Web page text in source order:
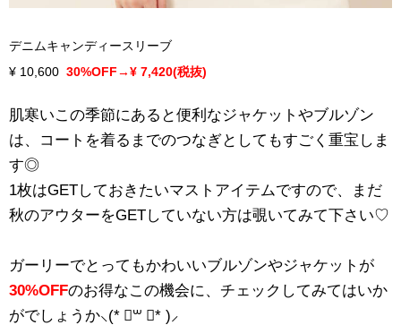
デニムキャンディースリーブ
¥ 10,600 30%OFF→¥ 7,420(税抜)
肌寒いこの季節にあると便利なジャケットやブルゾン
は、コートを着るまでのつなぎとしてもすごく重宝しま
す◎
1枚はGETしておきたいマストアイテムですので、まだ
秋のアウターをGETしていない方は覗いてみて下さい♡
ガーリーでとってもかわいいブルゾンやジャケットが
30%OFFのお得なこの機会に、チェックしてみてはいか
がでしょうか⸜(* ॑꒳ ॑* )⸝